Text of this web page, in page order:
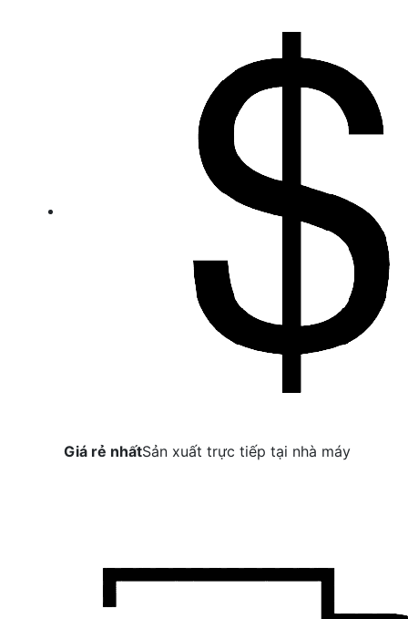
Giá rẻ nhấtSản xuất trực tiếp tại nhà máy